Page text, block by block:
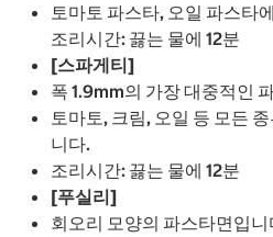
토마토 파스타, 오일 파스타
조리시간: 끓는 물에 12분
[스파게티]
폭 1.9mm의 가장 대중적인
토마토, 크림, 오일 등 모든
니다.
조리시간: 끓는 물에 12분
[푸실리]
회오리 모양의 파스타면입니